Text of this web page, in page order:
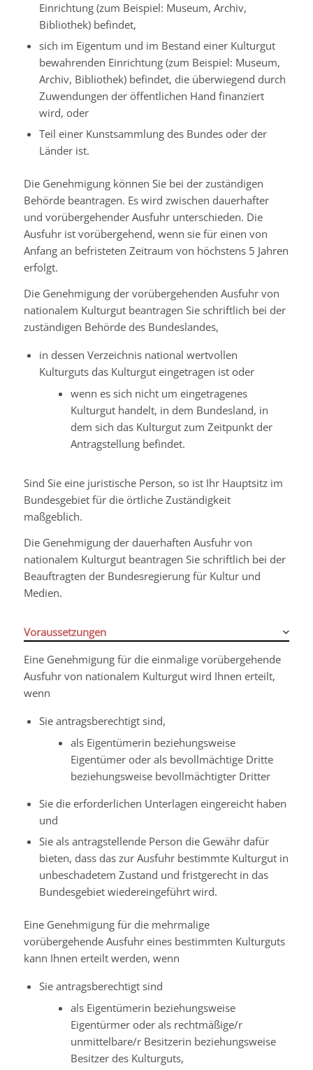
Einrichtung (zum Beispiel: Museum, Archiv,
Bibliothek) befindet,
sich im Eigentum und im Bestand einer Kulturgut
bewahrenden Einrichtung (zum Beispiel: Museum,
Archiv, Bibliothek) befindet, die überwiegend durch
Zuwendungen der öffentlichen Hand finanziert
wird, oder
Teil einer Kunstsammlung des Bundes oder der
Länder ist.
Die Genehmigung können Sie bei der zuständigen
Behörde beantragen. Es wird zwischen dauerhafter
und vorübergehender Ausfuhr unterschieden. Die
Ausfuhr ist vorübergehend, wenn sie für einen von
Anfang an befristeten Zeitraum von höchstens 5 Jahren
erfolgt.
Die Genehmigung der vorübergehenden Ausfuhr von
nationalem Kulturgut beantragen Sie schriftlich bei der
zuständigen Behörde des Bundeslandes,
in dessen Verzeichnis national wertvollen
Kulturguts das Kulturgut eingetragen ist oder
wenn es sich nicht um eingetragenes
Kulturgut handelt, in dem Bundesland, in
dem sich das Kulturgut zum Zeitpunkt der
Antragstellung befindet.
Sind Sie eine juristische Person, so ist Ihr Hauptsitz im
Bundesgebiet für die örtliche Zuständigkeit
maßgeblich.
Die Genehmigung der dauerhaften Ausfuhr von
nationalem Kulturgut beantragen Sie schriftlich bei der
Beauftragten der Bundesregierung für Kultur und
Medien.
Voraussetzungen
Eine Genehmigung für die einmalige vorübergehende
Ausfuhr von nationalem Kulturgut wird Ihnen erteilt,
wenn
Sie antragsberechtigt sind,
als Eigentümerin beziehungsweise
Eigentümer oder als bevollmächtige Dritte
beziehungsweise bevollmächtigter Dritter
Sie die erforderlichen Unterlagen eingereicht haben
und
Sie als antragstellende Person die Gewähr dafür
bieten, dass das zur Ausfuhr bestimmte Kulturgut in
unbeschadetem Zustand und fristgerecht in das
Bundesgebiet wiedereingeführt wird.
Eine Genehmigung für die mehrmalige
vorübergehende Ausfuhr eines bestimmten Kulturguts
kann Ihnen erteilt werden, wenn
Sie antragsberechtigt sind
als Eigentümerin beziehungsweise
Eigentürmer oder als rechtmäßige/r
unmittelbare/r Besitzerin beziehungsweise
Besitzer des Kulturguts,